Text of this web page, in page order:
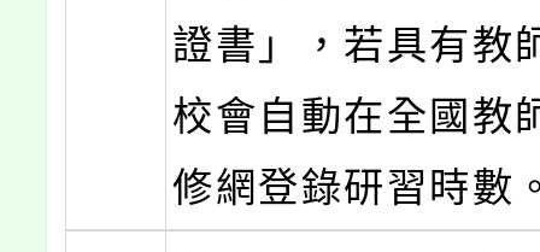
證書」，若具有教
校會自動在全國教
修網登錄研習時數